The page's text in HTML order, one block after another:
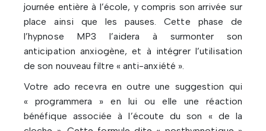
journée entière à l’école, y compris son arrivée sur
place ainsi que les pauses. Cette phase de
l’hypnose MP3 l’aidera à surmonter son
anticipation anxiogène, et à intégrer l’utilisation
de son nouveau filtre « anti-anxiété ».
Votre ado recevra en outre une suggestion qui
« programmera » en lui ou elle une réaction
bénéfique associée à l’écoute du son « de la